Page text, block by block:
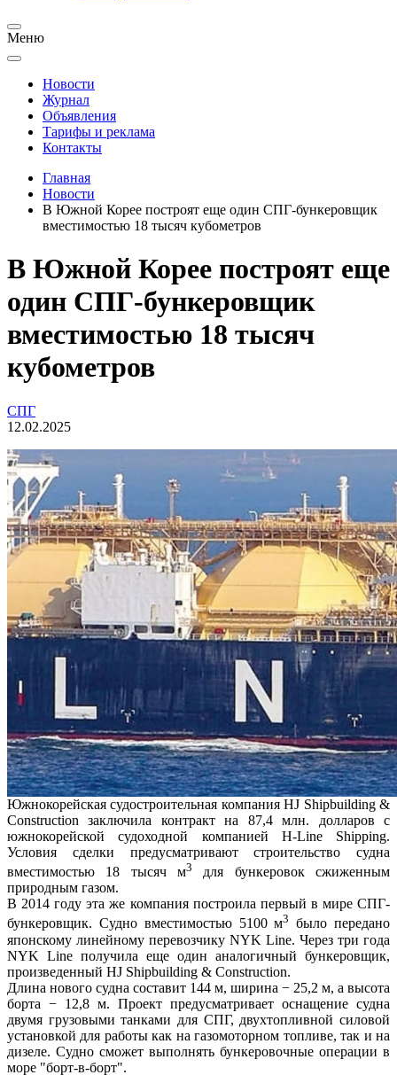
Меню
Новости
Журнал
Объявления
Тарифы и реклама
Контакты
Главная
Новости
В Южной Корее построят еще один СПГ-бункеровщик
вместимостью 18 тысяч кубометров
В Южной Корее построят еще
один СПГ-бункеровщик
вместимостью 18 тысяч
кубометров
СПГ
12.02.2025
Южнокорейская судостроительная компания HJ Shipbuilding &
Construction заключила контракт на 87,4 млн. долларов с
южнокорейской судоходной компанией H-Line Shipping.
Условия сделки предусматривают строительство судна
вместимостью 18 тысяч м3
для бункеровок сжиженным
природным газом.
В 2014 году эта же компания построила первый в мире СПГ-
бункеровщик. Судно вместимостью 5100 м3 было передано
японскому линейному перевозчику NYK Line. Через три года
NYK Line получила еще один аналогичный бункеровщик,
произведенный HJ Shipbuilding & Construction.
Длина нового судна составит 144 м, ширина − 25,2 м, а высота
борта − 12,8 м. Проект предусматривает оснащение судна
двумя грузовыми танками для СПГ, двухтопливной силовой
установкой для работы как на газомоторном топливе, так и на
дизеле. Судно сможет выполнять бункеровочные операции в
море "борт-в-борт".